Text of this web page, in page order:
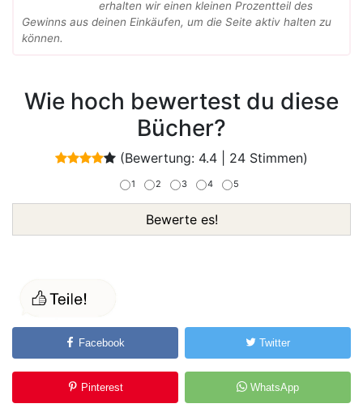
erhalten wir einen kleinen Prozentteil des
Gewinns aus deinen Einkäufen, um die Seite aktiv halten zu
können.
Wie hoch bewertest du diese
Bücher?
(Bewertung: 4.4 24 Stimmen)
1 2 3 4 5
Bewerte es!
Facebook Twitter
Pinterest WhatsApp